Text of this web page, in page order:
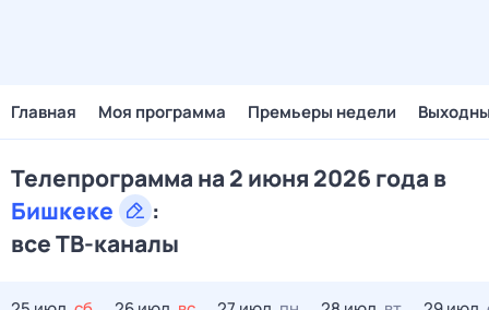
Главная Моя программа Премьеры недели
Телепрограмма на 2 июня 2026 года в
Бишкеке
:
все ТВ-каналы